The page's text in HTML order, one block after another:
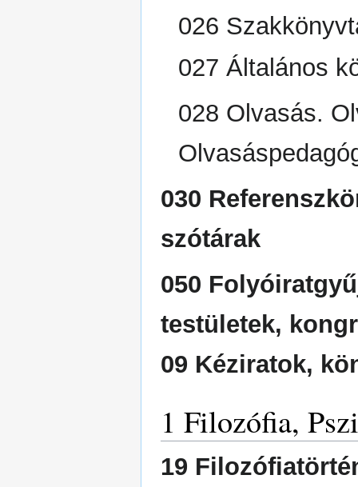
026
027 Általános
028 Olvasás.
030
szótárak
050
testületek,
09 Kéziratok,
1 Filozófia,
19